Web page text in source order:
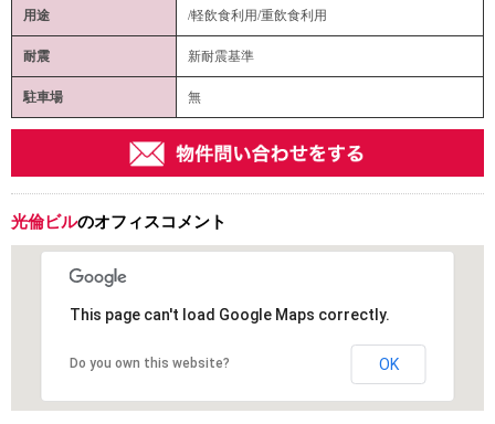
用途 /軽飲食利用/重飲食利用
耐震 新耐震基準
駐車場 無
光倫ビルのオフィスコメント
This page can't load Google Maps correctly.
Do you own this website? OK